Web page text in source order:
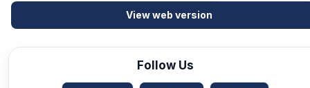
View web version
Follow Us